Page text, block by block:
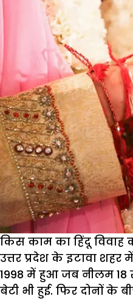
किस काम का हिंदू विवाह
उत्तर प्रदेश के इटावा शहर
1998 में हुआ जब नीलम 18
बेटी भी हुई. फिर दोनों के